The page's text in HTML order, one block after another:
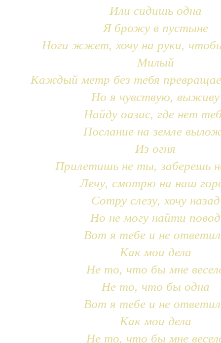
Или сидишь одна
Я брожу в пустыне
Ноги жжет, хочу на руки,
Милый
Каждый метр без тебя
Но я чувствую, выживу
Найду оазис, где нет
Послание на земле
Из огня
Прилетишь не ты, заберешь
Лечу, смотрю на наш
Сотру слезу, хочу назад
Но не могу найти повод
Вот я тебе и не
Как мои дела
Не то, что бы мне
Не то, что бы одна
Вот я тебе и не
Как мои дела
Не то, что бы мне